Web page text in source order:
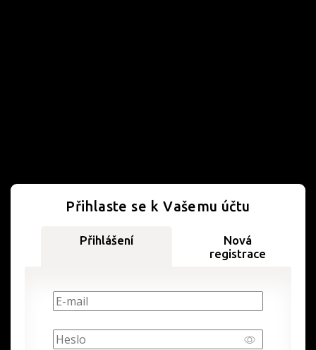
Přihlaste se k Vašemu účtu
Přihlášení
Nová
registrace